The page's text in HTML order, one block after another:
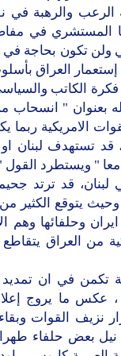
الرعب والرهبة في
المستشري في
ولن تكون بحاجة في
إستعمار العراق
الكاتب
بعنوان " انسحاب
الامريكية
قد تستهدف لبنان
معا " ويستطرد
لبنان، قد ترتد
وحيث يتوقع الكثير
ايران وحلفائها وهم
من العراق
تكمن في ان تمديد
، عكس ما يروج
نزيف القوات
بعض حلفاء